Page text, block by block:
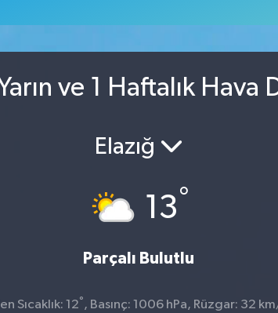
ve 1 Haftalık Hava
Elazığ
13°
Parçalı Bulutlu
Sıcaklık: 12° , Basınç: 1006 hPa, Rüzgar: 32